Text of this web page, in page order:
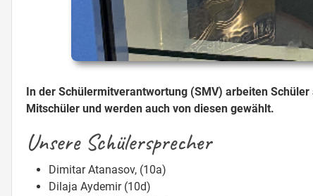
In der Schülermitverantwortung (SMV) arbeiten
Mitschüler und werden auch von diesen gewählt.
Unsere Schülersprecher
Dimitar Atanasov, (10a)
Dilaja Aydemir (10d)